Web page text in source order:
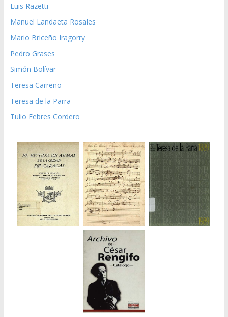
Luis Razetti
Manuel Landaeta Rosales
Mario Briceño Iragorry
Pedro Grases
Simón Bolívar
Teresa Carreño
Teresa de la Parra
Tulio Febres Cordero